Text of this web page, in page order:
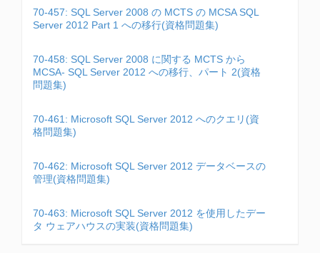
70-457: SQL Server 2008 の MCTS の MCSA SQL
Server 2012 Part 1 への移行(資格問題集)
70-458: SQL Server 2008 に関する MCTS から
MCSA- SQL Server 2012 への移行、パート 2(資格
問題集)
70-461: Microsoft SQL Server 2012 へのクエリ(資
格問題集)
70-462: Microsoft SQL Server 2012 データベースの
管理(資格問題集)
70-463: Microsoft SQL Server 2012 を使用したデー
タ ウェアハウスの実装(資格問題集)